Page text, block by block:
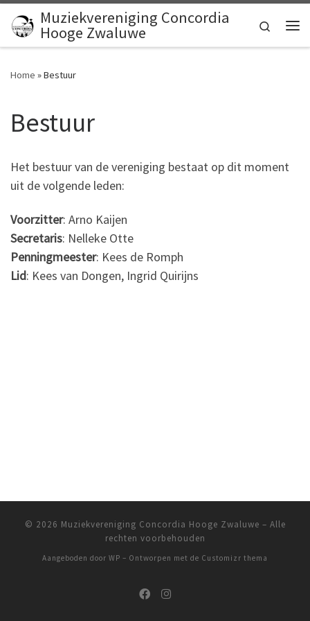
Ga naar inhoud
Muziekvereniging Concordia
Hooge Zwaluwe
Search
Home »Bestuur
Bestuur
Het bestuur van de vereniging bestaat op dit moment
uit de volgende leden:
Voorzitter: Arno Kaijen
Secretaris: Nelleke Otte
Penningmeester: Kees de Romph
Lid: Kees van Dongen, Ingrid Quirijns
© 2026 Muziekvereniging Concordia Hooge Zwaluwe – Alle
rechten voorbehouden
Aangeboden door WP – Ontworpen met de Customizr thema